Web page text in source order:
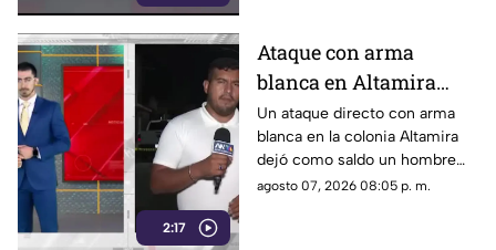
2:17
Ataque con arma
blanca en Altamira
deja un hombre muerto
y un lesionado
Un ataque directo con arma
blanca en la colonia Altamira
dejó como saldo un hombre
sin vida y otra persona
agosto 07, 2026 08:05 p. m.